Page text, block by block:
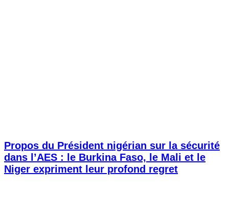
Propos du Président nigérian sur la sécurité
dans l’AES : le Burkina Faso, le Mali et le
Niger expriment leur profond regret